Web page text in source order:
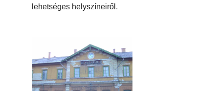
lehetséges helyszíneiről.